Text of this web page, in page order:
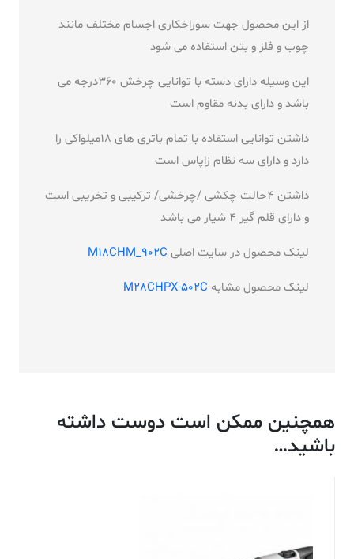
از این محصول جهت سوراخکاری اجسام مختلف مانند
چوب و فلز و بتن استفاده می شود
این وسیله دارای دسته با توانایی چرخش 360درجه می
باشد و دارای بدنه مقاوم است
داشتن توانایی استفاده با تمام باتری های 18میلواکی را
دارد و دارای سه نظام زاپاس است
داشتن 4حالت چکشی /چرخشی/ ترکیبی و تخریبی است
و دارای قلم گیر 4 شیار می باشد
لینک محصول در سایت اصلی M18CHM_902C
لینک محصول مشابه M28CHPX-502C
همچنین ممکن است دوست داشته
باشید…